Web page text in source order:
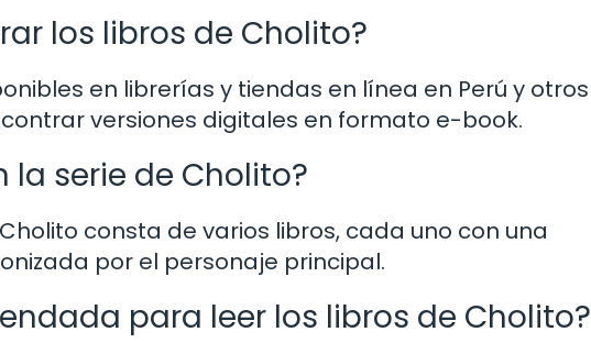
los libros de Cholito?
en librerías y tiendas en línea en Perú y otros
versiones digitales en formato e-book.
la serie de Cholito?
consta de varios libros, cada uno con una
por el personaje principal.
para leer los libros de Cholito?